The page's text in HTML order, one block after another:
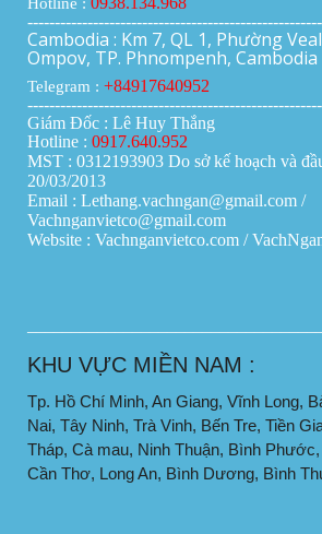
Cambodia : Km 7, QL 1, Phường
Ompov, TP. Phnompenh, Cambodia
Telegram : +84917640952
Giám Đốc : Lê Huy Thắng
Hotline : 0917.640.952
MST : 0312193903 Do sở kế hoạch và
20/03/2013
Email : Lethang.vachngan@gmail.com /
Vachnganvietco@gmail.com
Website : Vachnganvietco.com /
KHU VỰC MIỀN NAM :
Tp. Hồ Chí Minh, An Giang, Vĩnh Long,
Nai, Tây Ninh, Trà Vinh, Bến Tre, Tiền
Tháp, Cà mau, Ninh Thuận, Bình
Cần Thơ, Long An, Bình Dương, Bình